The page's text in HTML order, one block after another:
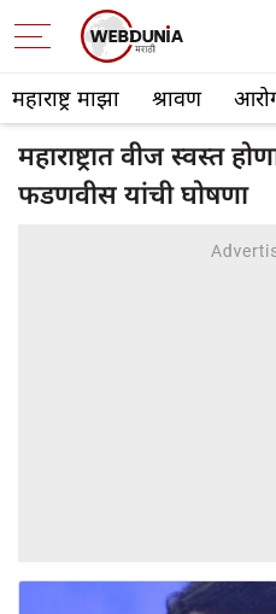
महाराष्ट्र माझा श्रावण
महाराष्ट्रात वीज स्वस्त
फडणवीस यांची घोषणा